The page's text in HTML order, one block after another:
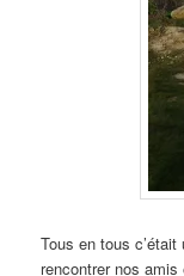
Tous en tous
rencontrer nos